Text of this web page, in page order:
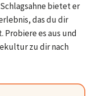
bietet er
das du dir
Probiere es aus und
zu dir nach